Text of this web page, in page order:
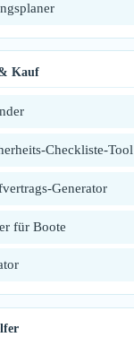
Kauf
Checkliste-Tool
Generator
für Boote